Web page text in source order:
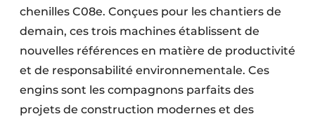
chenilles C08e. Conçues pour les chantiers de
demain, ces trois machines établissent de
nouvelles références en matière de productivité
et de responsabilité environnementale. Ces
engins sont les compagnons parfaits des
projets de construction modernes et des